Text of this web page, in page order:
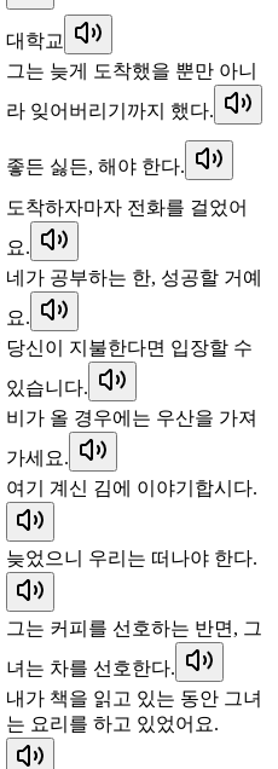
대학교
그는 늦게 도착했을 뿐만 아니
라 잊어버리기까지 했다.
좋든 싫든, 해야 한다.
도착하자마자 전화를 걸었어
요.
네가 공부하는 한, 성공할 거예
요.
당신이 지불한다면 입장할 수
있습니다.
비가 올 경우에는 우산을 가져
가세요.
여기 계신 김에 이야기합시다.
늦었으니 우리는 떠나야 한다.
그는 커피를 선호하는 반면, 그
녀는 차를 선호한다.
내가 책을 읽고 있는 동안 그녀
는 요리를 하고 있었어요.